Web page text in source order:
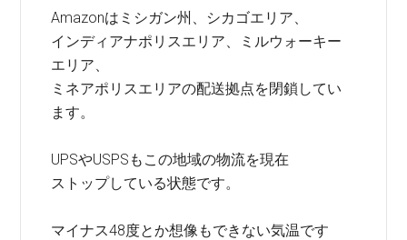
Amazonはミシガン州、シカゴエリア、
インディアナポリスエリア、ミルウォーキー
エリア、
ミネアポリスエリアの配送拠点を閉鎖してい
ます。
UPSやUSPSもこの地域の物流を現在
ストップしている状態です。
マイナス48度とか想像もできない気温です